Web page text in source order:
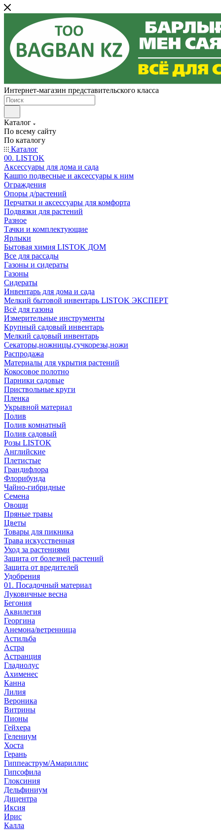
Интернет-магазин представительского класса
Каталог
По всему сайту
По каталогу
Каталог
00. LISTOK
Аксессуары для дома и сада
Кашпо подвесные и аксессуары к ним
Ограждения
Опоры д/растений
Перчатки и аксессуары для комфорта
Подвязки для растений
Разное
Тачки и комплектующие
Ярлыки
Бытовая химия LISTOK ДОМ
Все для рассады
Газоны и сидераты
Газоны
Сидераты
Инвентарь для дома и сада
Мелкий бытовой инвентарь LISTOK ЭКСПЕРТ
Всё для газона
Измерительные инструменты
Крупный садовый инвентарь
Мелкий садовый инвентарь
Секаторы,ножницы,сучкорезы,ножи
Распродажа
Материалы для укрытия растений
Кокосовое полотно
Парники садовые
Приствольные круги
Пленка
Укрывной материал
Полив
Полив комнатный
Полив садовый
Розы LISTOK
Английские
Плетистые
Грандифлора
Флорибунда
Чайно-гибридные
Семена
Овощи
Пряные травы
Цветы
Товары для пикника
Трава искусственная
Уход за растениями
Защита от болезней растений
Защита от вредителей
Удобрения
01. Посадочный материал
Луковичные весна
Бегония
Аквилегия
Георгина
Анемона/ветренница
Астильба
Астра
Астранция
Гладиолус
Ахименес
Канна
Лилия
Вероника
Витрины
Пионы
Гейхера
Гелениум
Хоста
Герань
Гиппеаструм/Амариллис
Гипсофила
Глоксиния
Дельфиниум
Дицентра
Иксия
Ирис
Калла